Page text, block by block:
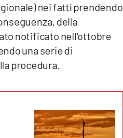
nei fatti prendendo
della
notificato nell'ottobre
una serie di
procedura.